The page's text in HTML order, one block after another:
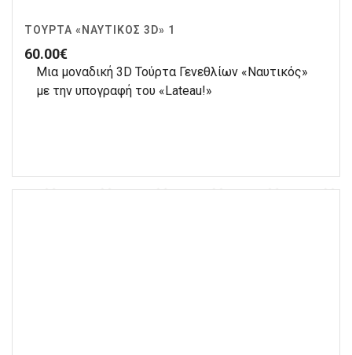
ΤΟΎΡΤΑ «ΝΑΥΤΙΚΌΣ 3D» 1
60.00€
Μια μοναδική 3D Τούρτα Γενεθλίων «Ναυτικός»
με την υπογραφή του «Lateau!»